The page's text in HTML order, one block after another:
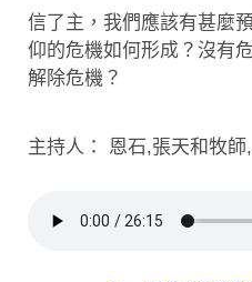
信了主，我們應該有甚麼
仰的危機如何形成？沒有
解除危機？
主持人： 恩石,張天和牧師,